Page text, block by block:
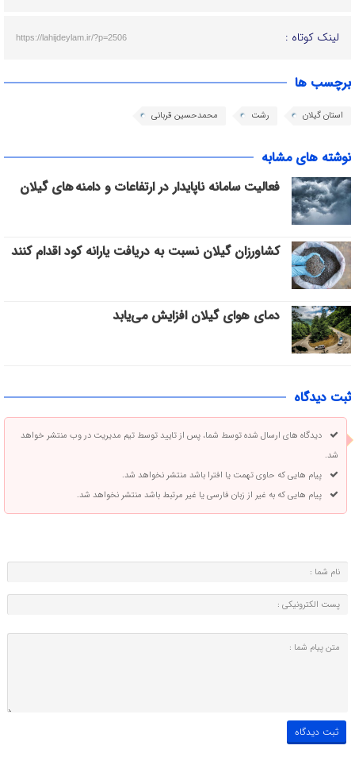
لینک کوتاه : https://lahijdeylam.ir/?p=2506
برچسب ها
استان گیلان رشت محمدحسین قربانی
نوشته های مشابه
فعالیت سامانه ناپایدار در ارتفاعات و دامنه های گیلان
کشاورزان گیلان نسبت به دریافت یارانه کود اقدام کنند
دمای هوای گیلان افزایش می‌یابد
ثبت دیدگاه
دیدگاه های ارسال شده توسط شما، پس از تایید توسط تیم مدیریت در وب منتشر خواهد
شد.
پیام هایی که حاوی تهمت یا افترا باشد منتشر نخواهد شد.
پیام هایی که به غیر از زبان فارسی یا غیر مرتبط باشد منتشر نخواهد شد.